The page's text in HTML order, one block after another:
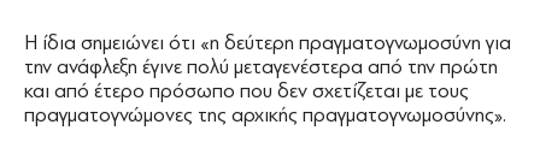
Η ίδια σημειώνει ότι «η δεύτερη πραγματογνωμοσύνη για
την ανάφλεξη έγινε πολύ μεταγενέστερα από την πρώτη
και από έτερο πρόσωπο που δεν σχετίζεται με τους
πραγματογνώμονες της αρχικής πραγματογνωμοσύνης».